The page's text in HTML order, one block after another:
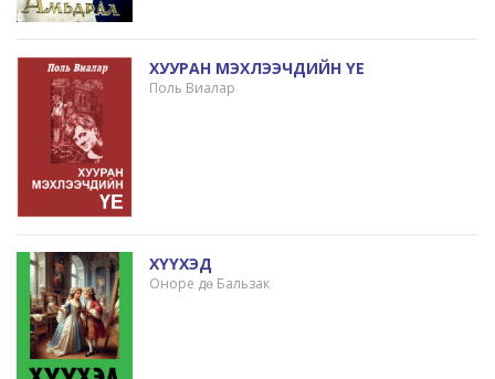
ХУУРАН МЭХЛЭЭЧДИЙН ҮЕ
Поль Виалар
ХҮҮХЭД
Оноре дө Бальзак